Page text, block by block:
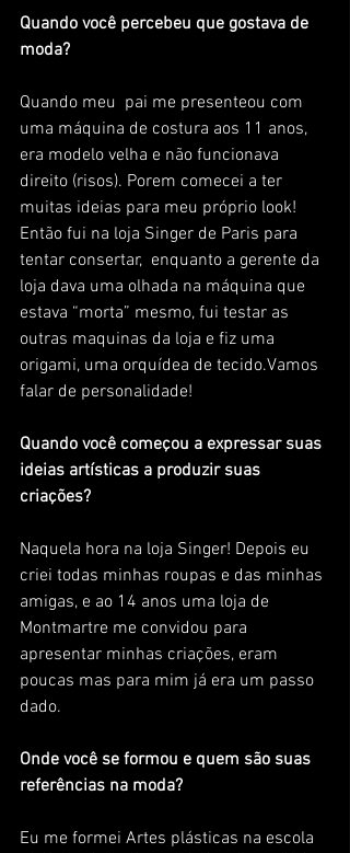
Quando você percebeu que gostava de
moda?
Quando meu  pai me presenteou com
uma máquina de costura aos 11 anos,
era modelo velha e não funcionava
direito (risos). Porem comecei a ter
muitas ideias para meu próprio look!
Então fui na loja Singer de Paris para
tentar consertar,  enquanto a gerente da
loja dava uma olhada na máquina que
estava “morta” mesmo, fui testar as
outras maquinas da loja e fiz uma
origami, uma orquídea de tecido.Vamos
falar de personalidade!
Quando você começou a expressar suas
ideias artísticas a produzir suas
criações?
Naquela hora na loja Singer! Depois eu
criei todas minhas roupas e das minhas
amigas, e ao 14 anos uma loja de
Montmartre me convidou para
apresentar minhas criações, eram
poucas mas para mim já era um passo
dado.
Onde você se formou e quem são suas
referências na moda?
Eu me formei Artes plásticas na escola